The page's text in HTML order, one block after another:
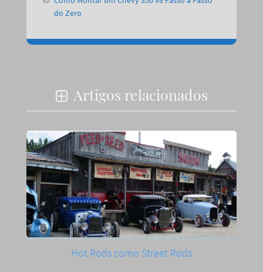
do Zero
Artigos relacionados
Hot Rods como Street Rods